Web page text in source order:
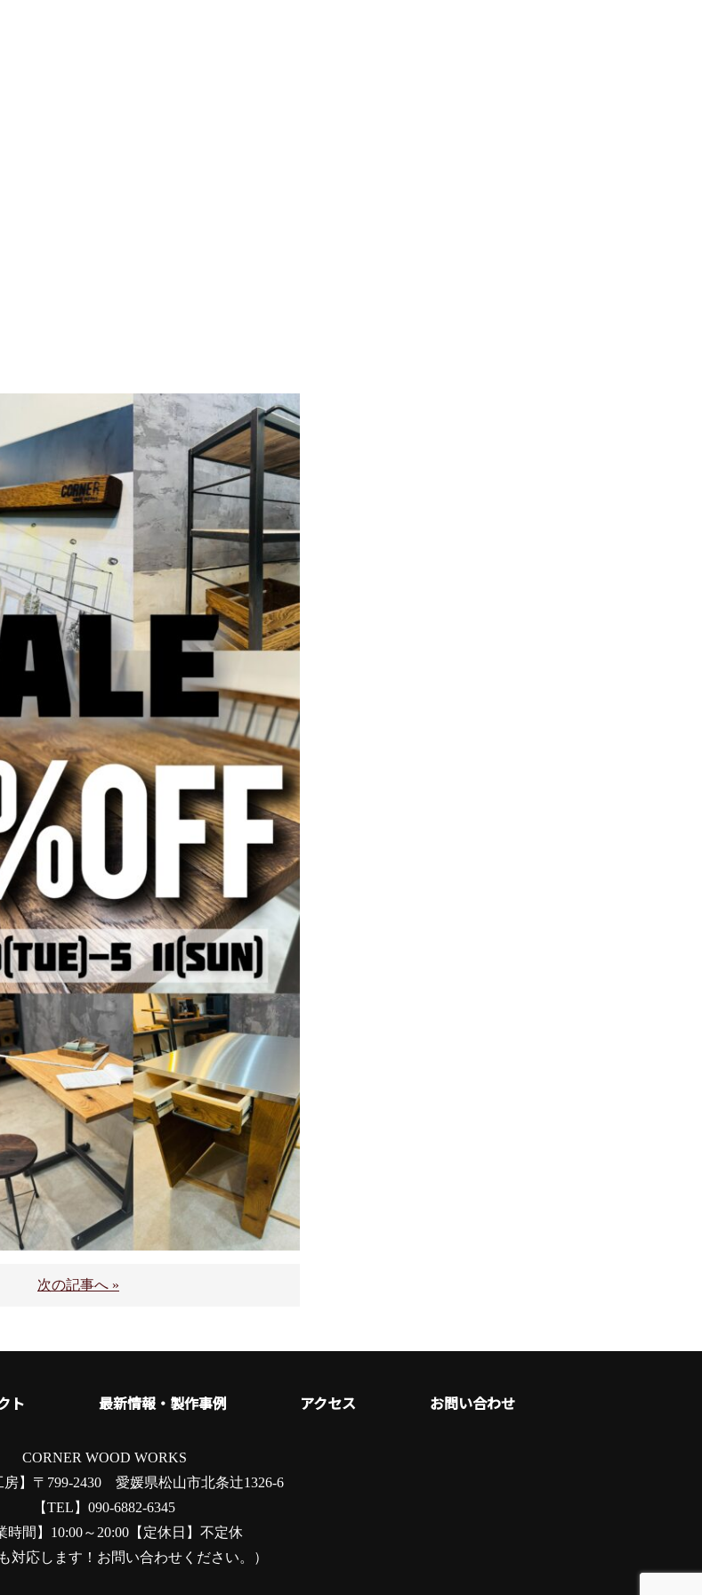
次の記事へ »
ト 最新情報・製作事例 アクセス お問い合わせ
CORNER WOOD WORKS
】 〒799-2430 愛媛県松山市北条辻1326-6
【TEL】090-6882-6345
時間】10:00～20:00【定休日】不定休
対応します！お問い合わせください。）